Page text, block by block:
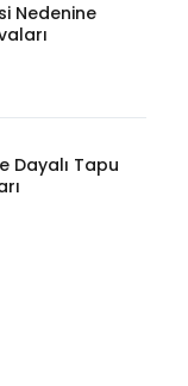
Nedenine
Dayalı Tapu